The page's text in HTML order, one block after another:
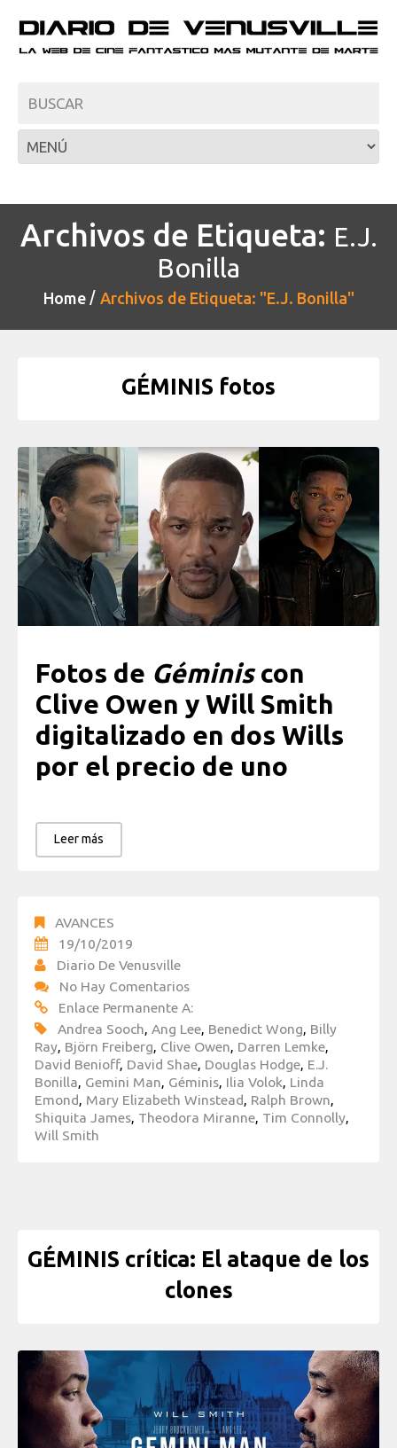
Archivos de Etiqueta: E.J.
Bonilla
Home Archivos de Etiqueta: "E.J. Bonilla"
GÉMINIS fotos
Fotos de Géminiscon
Clive Owen y Will Smith
digitalizado en dos Wills
por el precio de uno
Leer más
AVANCES
19/10/2019
Diario De Venusville
No Hay Comentarios
Enlace Permanente A:
Andrea Sooch, Ang Lee, Benedict Wong, Billy
Ray, Björn Freiberg, Clive Owen, Darren Lemke,
David Benioff, David Shae, Douglas Hodge, E.J.
Bonilla, Gemini Man, Géminis, Ilia Volok, Linda
Emond, Mary Elizabeth Winstead, Ralph Brown,
Shiquita James, Theodora Miranne, Tim Connolly,
Will Smith
GÉMINIS crítica: El ataque de los
clones